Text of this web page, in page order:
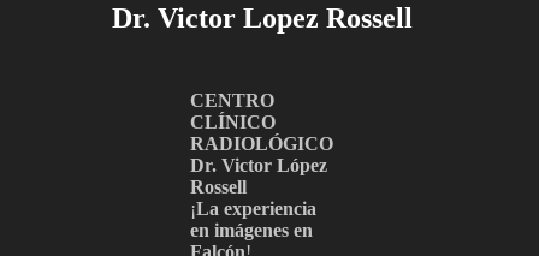
Dr. Victor Lopez Rossell
CENTRO
CLÍNICO
RADIOLÓGICO
Dr. Victor López
Rossell
¡La experiencia
en imágenes en
Falcón!